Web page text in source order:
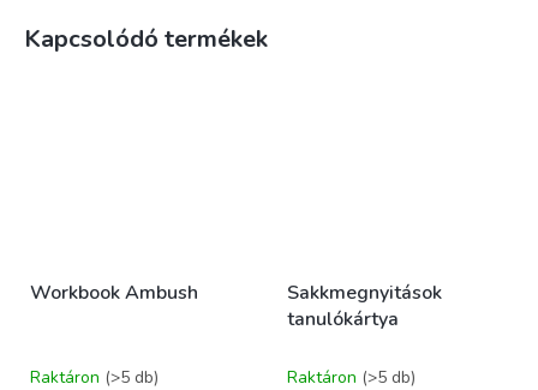
Kapcsolódó termékek
Workbook Ambush
Raktáron (>5 db)
Sakkmegnyitások
tanulókártya
Raktáron (>5 db)